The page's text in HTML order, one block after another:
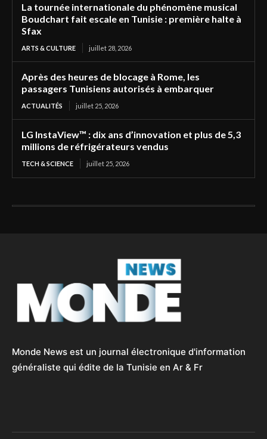
La tournée internationale du phénomène musical
Boudchart fait escale en Tunisie : première halte à
Sfax
ARTS & CULTURE juillet 28, 2026
Après des heures de blocage à Rome, les
passagers Tunisiens autorisés à embarquer
ACTUALITÉS juillet 25, 2026
LG InstaView™ : dix ans d’innovation et plus de 5,3
millions de réfrigérateurs vendus
TECH & SCIENCE juillet 25, 2026
Monde News est un journal électronique d'information
généraliste qui édite de la Tunisie en Ar & Fr